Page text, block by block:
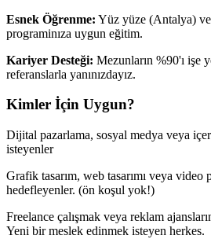
Esnek Öğrenme: Yüz yüze (Antalya)
programinıza uygun eğitim.
Kariyer Desteği: Mezunların %90'ı işe
referanslarla yanınızdayız.
Kimler İçin Uygun?
Dijital pazarlama, sosyal medya veya
isteyenler
Grafik tasarım, web tasarımı veya
hedefleyenler. (ön koşul yok!)
Freelance çalışmak veya reklam
Yeni bir meslek edinmek isteyen herkes.